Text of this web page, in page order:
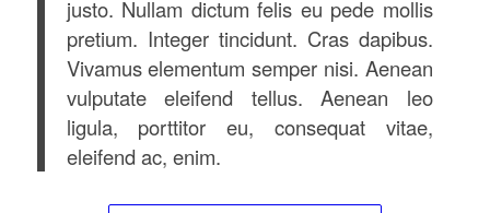
justo. Nullam dictum felis eu pede mollis
pretium. Integer tincidunt. Cras dapibus.
Vivamus elementum semper nisi. Aenean
vulputate eleifend tellus. Aenean leo
ligula, porttitor eu, consequat vitae,
eleifend ac, enim.